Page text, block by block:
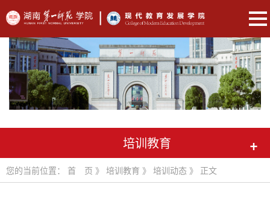
培训教育 +
您的当前位置： 首 页 》 培训教育 》 培训动态 》 正文